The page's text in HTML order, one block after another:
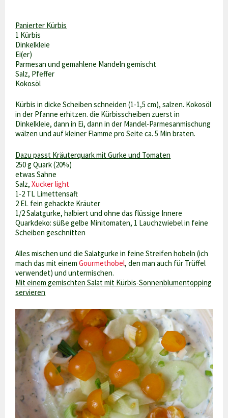
Panierter Kürbis
1 Kürbis
Dinkelkleie
Ei(er)
Parmesan und gemahlene Mandeln gemischt
Salz, Pfeffer
Kokosöl
Kürbis in dicke Scheiben schneiden (1-1,5 cm), salzen. Kokosöl
in der Pfanne erhitzen. die Kürbisscheiben zuerst in
Dinkelkleie, dann in Ei, dann in der Mandel-Parmesanmischung
wälzen und auf kleiner Flamme pro Seite ca. 5 Min braten.
Dazu passt Kräuterquark mit Gurke und Tomaten
250 g Quark (20%)
etwas Sahne
Salz,Xucker light
1-2 TL Limettensaft
2 EL fein gehackte Kräuter
1/2 Salatgurke, halbiert und ohne das flüssige Innere
Quarkdeko: süße gelbe Minitomaten, 1 Lauchzwiebel in feine
Scheiben geschnitten
Alles mischen und die Salatgurke in feine Streifen hobeln (ich
mach das mit einemGourmethobel, den man auch für Trüffel
verwendet) und untermischen.
Mit einem gemischten Salat mit Kürbis-Sonnenblumentopping
servieren